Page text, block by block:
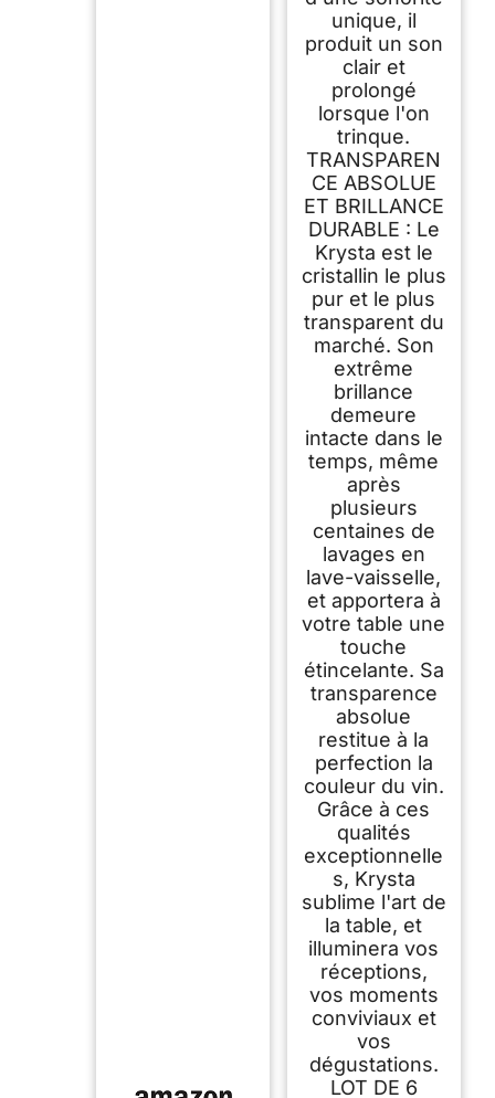
unique, il
produit un son
clair et
prolongé
lorsque l'on
trinque.
TRANSPAREN
CE ABSOLUE
ET BRILLANCE
DURABLE : Le
Krysta est le
cristallin le plus
pur et le plus
transparent du
marché. Son
extrême
brillance
demeure
intacte dans le
temps, même
après
plusieurs
centaines de
lavages en
lave-vaisselle,
et apportera à
votre table une
touche
étincelante. Sa
transparence
absolue
restitue à la
perfection la
couleur du vin.
Grâce à ces
qualités
exceptionnelle
s, Krysta
sublime l'art de
la table, et
illuminera vos
réceptions,
vos moments
conviviaux et
vos
dégustations.
LOT DE 6